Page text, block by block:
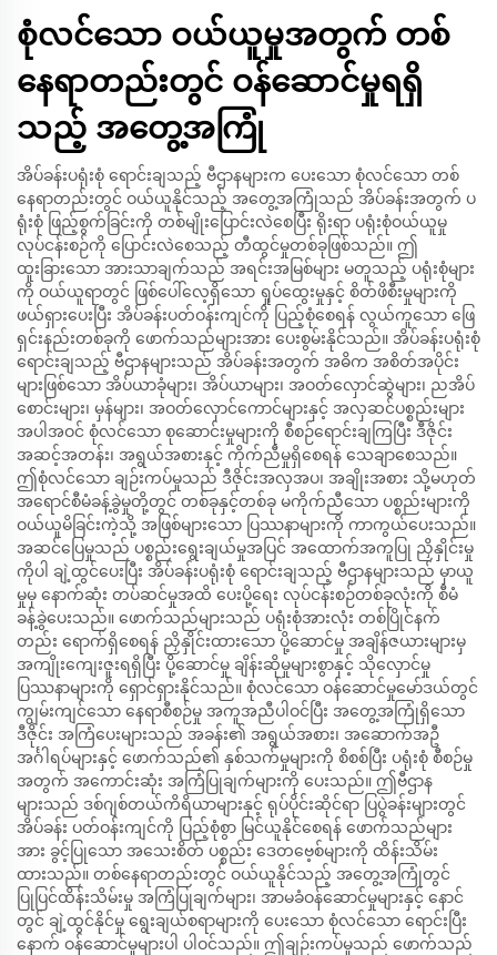
စုံလင်သော ဝယ်ယူမှုအတွက် တစ်
နေရာတည်းတွင် ဝန်ဆောင်မှုရရှိ
သည့် အတွေ့အကြုံ
အိပ်ခန်းပရုံးစုံ ရောင်းချသည့် ဗီဌာနများက ပေးသော စုံလင်သော တစ်
နေရာတည်းတွင် ဝယ်ယူနိုင်သည့် အတွေ့အကြုံသည် အိပ်ခန်းအတွက် ပ
ရုံးစုံ ဖြည့်စွက်ခြင်းကို တစ်မျိုးပြောင်းလဲစေပြီး ရိုးရာ ပရုံးစုံဝယ်ယူမှု
လုပ်ငန်းစဉ်ကို ပြောင်းလဲစေသည့် တီထွင်မှုတစ်ခုဖြစ်သည်။ ဤ
ထူးခြားသော အားသာချက်သည် အရင်းအမြစ်များ မတူသည့် ပရုံးစုံများ
ကို ဝယ်ယူရာတွင် ဖြစ်ပေါ်လေ့ရှိသော ရှုပ်ထွေးမှုနှင့် စိတ်ဖိစီးမှုများကို
ဖယ်ရှားပေးပြီး အိပ်ခန်းပတ်ဝန်းကျင်ကို ပြည့်စုံစေရန် လွယ်ကူသော ဖြေ
ရှင်းနည်းတစ်ခုကို ဖောက်သည်များအား ပေးစွမ်းနိုင်သည်။ အိပ်ခန်းပရုံးစုံ
ရောင်းချသည့် ဗီဌာနများသည် အိပ်ခန်းအတွက် အဓိက အစိတ်အပိုင်း
များဖြစ်သော အိပ်ယာခုံများ၊ အိပ်ယာများ၊ အဝတ်လှောင်ဆွဲများ၊ ညအိပ်
စောင်းများ၊ မှန်များ၊ အဝတ်လှောင်ကောင်များနှင့် အလှဆင်ပစ္စည်းများ
အပါအဝင် စုံလင်သော စုဆောင်းမှုများကို စီစဉ်ရောင်းချကြပြီး ဒီဇိုင်း
အဆင့်အတန်း၊ အရွယ်အစားနှင့် ကိုက်ညီမှုရှိစေရန် သေချာစေသည်။
ဤစုံလင်သော ချဉ်းကပ်မှုသည် ဒီဇိုင်းအလှအပ၊ အချိုးအစား သို့မဟုတ်
အရောင်စီမံခန့်ခွဲမှုတို့တွင် တစ်ခုနှင့်တစ်ခု မကိုက်ညီသော ပစ္စည်းများကို
ဝယ်ယူမိခြင်းကဲ့သို့ အဖြစ်များသော ပြဿနာများကို ကာကွယ်ပေးသည်။
အဆင်ပြေမှုသည် ပစ္စည်းရွေးချယ်မှုအပြင် အထောက်အကူပြု ညှိနှိုင်းမှု
ကိုပါ ချဲ့ထွင်ပေးပြီး အိပ်ခန်းပရုံးစုံ ရောင်းချသည့် ဗီဌာနများသည် မှာယူ
မှုမှ နောက်ဆုံး တပ်ဆင်မှုအထိ ပေးပို့ရေး လုပ်ငန်းစဉ်တစ်ခုလုံးကို စီမံ
ခန့်ခွဲပေးသည်။ ဖောက်သည်များသည် ပရုံးစုံအားလုံး တစ်ပြိုင်နက်
တည်း ရောက်ရှိစေရန် ညှိနှိုင်းထားသော ပို့ဆောင်မှု အချိန်ဇယားများမှ
အကျိုးကျေးဇူးရရှိပြီး ပို့ဆောင်မှု ချိန်းဆိုမှုများစွာနှင့် သိုလှောင်မှု
ပြဿနာများကို ရှောင်ရှားနိုင်သည်။ စုံလင်သော ဝန်ဆောင်မှုမော်ဒယ်တွင်
ကျွမ်းကျင်သော နေရာစီစဉ်မှု အကူအညီပါဝင်ပြီး အတွေ့အကြုံရှိသော
ဒီဇိုင်း အကြံပေးများသည် အခန်း၏ အရွယ်အစား၊ အဆောက်အဦ
အင်္ဂါရပ်များနှင့် ဖောက်သည်၏ နှစ်သက်မှုများကို စိစစ်ပြီး ပရုံးစုံ စီစဉ်မှု
အတွက် အကောင်းဆုံး အကြံပြုချက်များကို ပေးသည်။ ဤဗီဌာန
များသည် ဒစ်ဂျစ်တယ်ကိရိယာများနှင့် ရုပ်ပိုင်းဆိုင်ရာ ပြပွဲခန်းများတွင်
အိပ်ခန်း ပတ်ဝန်းကျင်ကို ပြည့်စုံစွာ မြင်ယူနိုင်စေရန် ဖောက်သည်များ
အား ခွင့်ပြုသော အသေးစိတ် ပစ္စည်း ဒေတဗေ့စ်များကို ထိန်းသိမ်း
ထားသည်။ တစ်နေရာတည်းတွင် ဝယ်ယူနိုင်သည့် အတွေ့အကြုံတွင်
ပြုပြင်ထိန်းသိမ်းမှု အကြံပြုချက်များ၊ အာမခံဝန်ဆောင်မှုများနှင့် နောင်
တွင် ချဲ့ထွင်နိုင်မှု ရွေးချယ်စရာများကို ပေးသော စုံလင်သော ရောင်းပြီး
နောက် ဝန်ဆောင်မှုများပါ ပါဝင်သည်။ ဤချဉ်းကပ်မှုသည် ဖောက်သည်